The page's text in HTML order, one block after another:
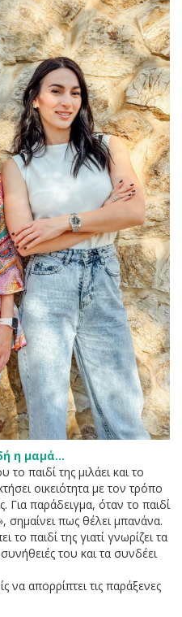
η μαμά…
παιδί της μιλάει και το
οικειότητα με τον τρόπο
Για παράδειγμα, όταν το παιδί
σημαίνει πως θέλει μπανάνα.
το παιδί της γιατί γνωρίζει τα
του και τα συνδέει
να απορρίπτει τις παράξενες